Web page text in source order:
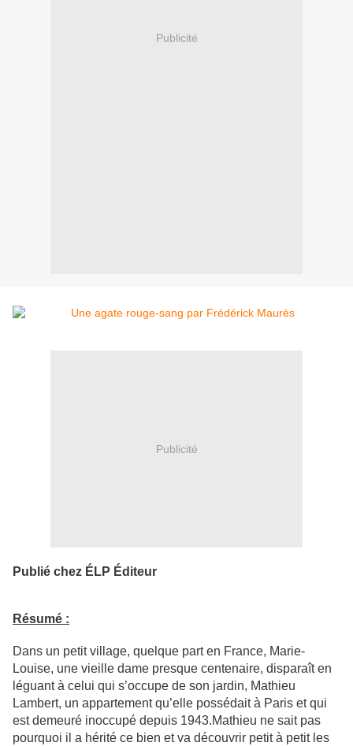
Publicité
Publicité
Publié chez ÉLP Éditeur
Résumé :
Dans un petit village, quelque part en France, Marie-
Louise, une vieille dame presque centenaire, disparaît en
léguant à celui qui s’occupe de son jardin, Mathieu
Lambert, un appartement qu’elle possédait à Paris et qui
est demeuré inoccupé depuis 1943.Mathieu ne sait pas
pourquoi il a hérité ce bien et va découvrir petit à petit les